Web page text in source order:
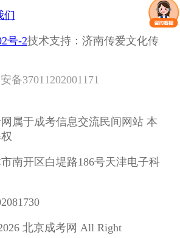
们
号-2技术支持：济南传爱文化传
备37011202001171
属于成考信息交流民间网站 本
南开区白堤路186号天津电子科
北京成考网 All Right